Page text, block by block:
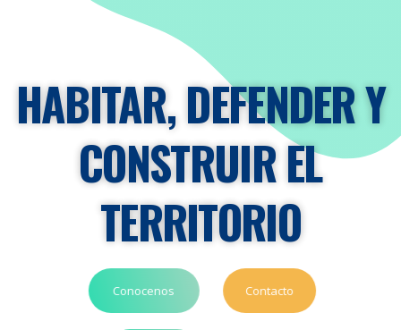
HABITAR, DEFENDER Y
CONSTRUIR EL
TERRITORIO
Conocenos Contacto